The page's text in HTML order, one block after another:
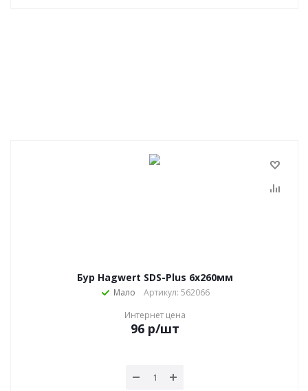
Бур Hagwert SDS-Plus 6х260мм
Мало
Артикул: 562066
Интернет цена
96р/шт